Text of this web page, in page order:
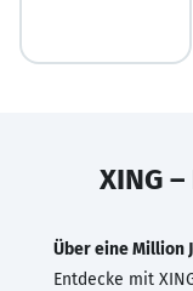
XING
Über eine Million
Entdecke mit